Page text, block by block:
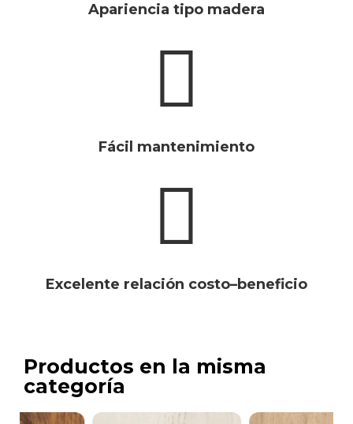
Apariencia tipo madera
Fácil mantenimiento
Excelente relación costo–beneficio
Productos en la misma
categoría